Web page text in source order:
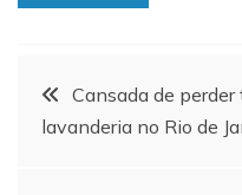
Cansada de
lavanderia no Rio de